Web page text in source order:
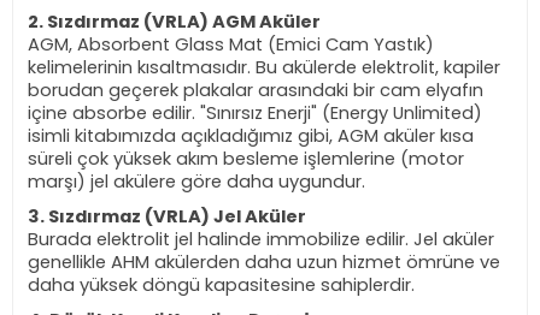
2. Sızdırmaz (VRLA) AGM Aküler
AGM, Absorbent Glass Mat (Emici Cam Yastık)
kelimelerinin kısaltmasıdır. Bu akülerde elektrolit, kapiler
borudan geçerek plakalar arasındaki bir cam elyafın
içine absorbe edilir. "Sınırsız Enerji" (Energy Unlimited)
isimli kitabımızda açıkladığımız gibi, AGM aküler kısa
süreli çok yüksek akım besleme işlemlerine (motor
marşı) jel akülere göre daha uygundur.
3. Sızdırmaz (VRLA) Jel Aküler
Burada elektrolit jel halinde immobilize edilir. Jel aküler
genellikle AHM akülerden daha uzun hizmet ömrüne ve
daha yüksek döngü kapasitesine sahiplerdir.